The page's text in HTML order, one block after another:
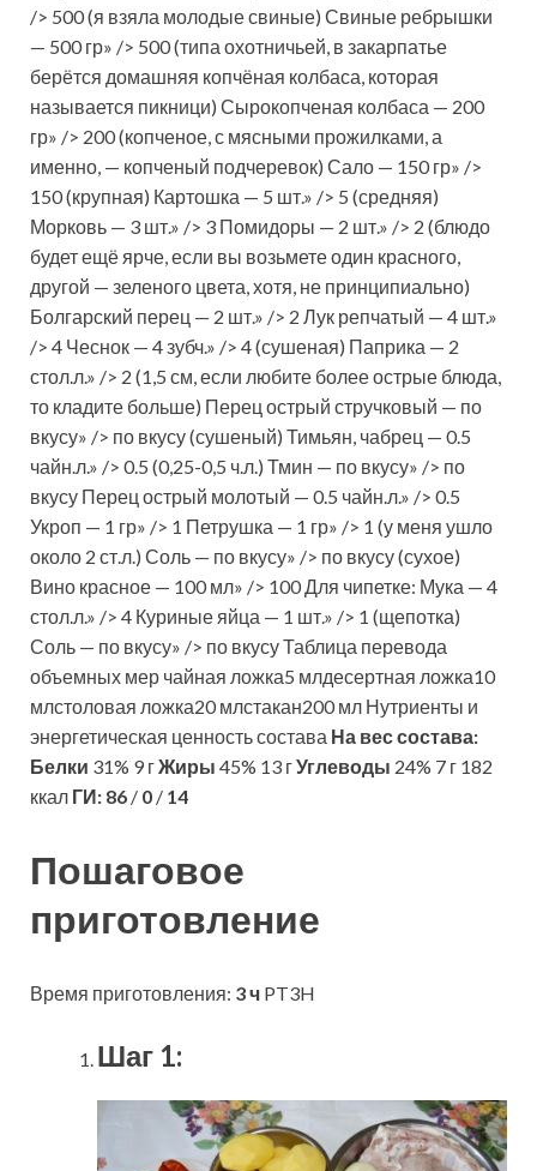
/> 500 (я взяла молодые свиные) Свиные ребрышки
— 500 гр» /> 500 (типа охотничьей, в закарпатье
берётся домашняя копчёная колбаса, которая
называется пикници) Сырокопченая колбаса — 200
гр» /> 200 (копченое, с мясными прожилками, а
именно, — копченый подчеревок) Сало — 150 гр» />
150 (крупная) Картошка — 5 шт.» /> 5 (средняя)
Морковь — 3 шт.» /> 3 Помидоры — 2 шт.» /> 2 (блюдо
будет ещё ярче, если вы возьмете один красного,
другой — зеленого цвета, хотя, не принципиально)
Болгарский перец — 2 шт.» /> 2 Лук репчатый — 4 шт.»
/> 4 Чеснок — 4 зубч.» /> 4 (сушеная) Паприка — 2
стол.л.» /> 2 (1,5 см, если любите более острые блюда,
то кладите больше) Перец острый стручковый — по
вкусу» /> по вкусу (сушеный) Тимьян, чабрец — 0.5
чайн.л.» /> 0.5 (0,25-0,5 ч.л.) Тмин — по вкусу» /> по
вкусу Перец острый молотый — 0.5 чайн.л.» /> 0.5
Укроп — 1 гр» /> 1 Петрушка — 1 гр» /> 1 (у меня ушло
около 2 ст.л.) Соль — по вкусу» /> по вкусу (сухое)
Вино красное — 100 мл» /> 100 Для чипетке: Мука — 4
стол.л.» /> 4 Куриные яйца — 1 шт.» /> 1 (щепотка)
Соль — по вкусу» /> по вкусу Таблица перевода
объемных мер чайная ложка5 млдесертная ложка10
млстоловая ложка20 млстакан200 мл Нутриенты и
энергетическая ценность состава На вес состава:
Белки 31% 9 гЖиры 45% 13 гУглеводы 24% 7 г 182
ккал ГИ: 86 / 0 / 14
Пошаговое
приготовление
Время приготовления: 3 ч PT3H
Шаг 1: